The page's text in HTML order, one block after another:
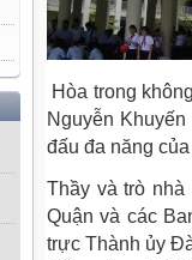
Hòa trong
Nguyễn
đấu đa năng
Thầy và trò
Quận và các
trực Thành ủy